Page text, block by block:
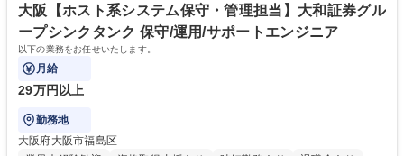
貢献すべく、ICTコンサルおよびインテグレーション、データ利活用に関
する提案が主です。 学歴・資格 学歴：大学院 大学 語学力： 資格：
大阪【ホスト系システム保守・管理担当】大和証券グル
ープシンクタンク 保守/運用/サポートエンジニア
以下の業務をお任せいたします。
月給
29万円以上
勤務地
大阪府大阪市福島区